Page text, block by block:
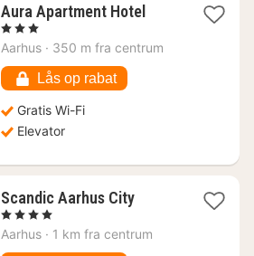
Aura Apartment Hotel1
fra
, 3 Stjerner
Aarhus · 350 m fra centrum
Lås op rabat
Gratis Wi-Fi
Elevator
Scandic Aarhus City1
fra
, 4 Stjerner
Aarhus · 1 km fra centrum